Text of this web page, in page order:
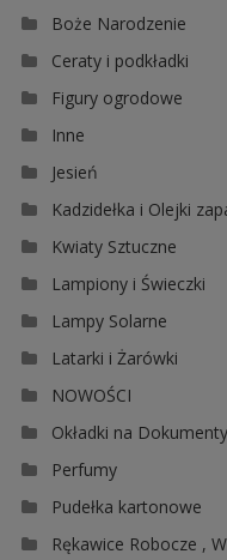
Boże Narodzenie
Ceraty i podkładki
Figury ogrodowe
Inne
Jesień
Kadzidełka i Olejki
Kwiaty Sztuczne
Lampiony i Świeczki
Lampy Solarne
Latarki i Żarówki
NOWOŚCI
Okładki na Dokumenty
Perfumy
Pudełka kartonowe
Rękawice Robocze ,